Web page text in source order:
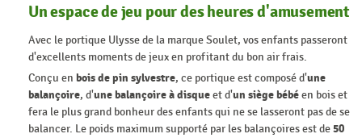
Un espace de jeu pour des heures d'amusement
Avec le portique Ulysse de la marque Soulet, vos enfants passeront
d'excellents moments de jeux en profitant du bon air frais.
Conçu en bois de pin sylvestre, ce portique est composé d'une
balançoire, d'une balançoire à disqueet d'un siège bébéen bois et
fera le plus grand bonheur des enfants qui ne se lasseront pas de se
balancer. Le poids maximum supporté par les balançoires est de50